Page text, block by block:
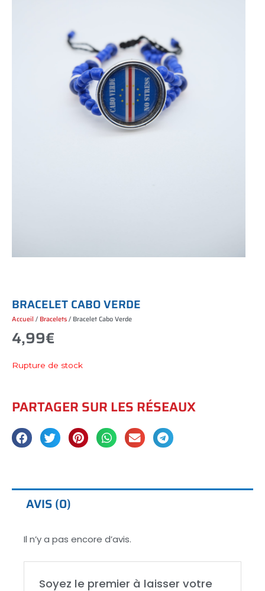
BRACELET CABOVERDE
Accueil / Bracelets/ Bracelet Cabo Verde
4,99€
Rupture de stock
PARTAGER SUR LES RÉSEAUX
AVIS (0)
Il n’y a pas encore d’avis.
Soyez le premier à laisser votre